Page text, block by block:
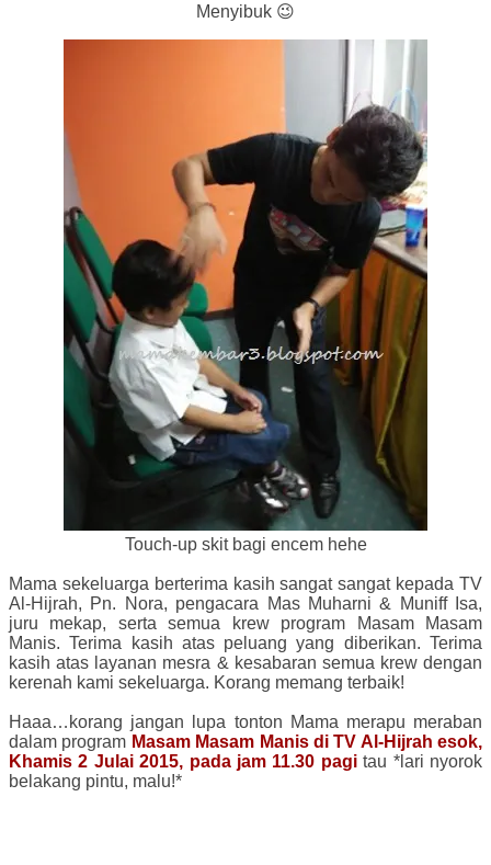
Menyibuk 😉
Touch-up skit bagi encem hehe
Mama sekeluarga berterima kasih sangat sangat kepada TV
Al-Hijrah, Pn. Nora, pengacara Mas Muharni & Muniff Isa,
juru mekap, serta semua krew program Masam Masam
Manis. Terima kasih atas peluang yang diberikan. Terima
kasih atas layanan mesra & kesabaran semua krew dengan
kerenah kami sekeluarga. Korang memang terbaik!
Haaa…korang jangan lupa tonton Mama merapu meraban
dalam program Masam Masam Manis di TV Al-Hijrah esok,
Khamis 2 Julai 2015, pada jam 11.30 pagitau *lari nyorok
belakang pintu, malu!*